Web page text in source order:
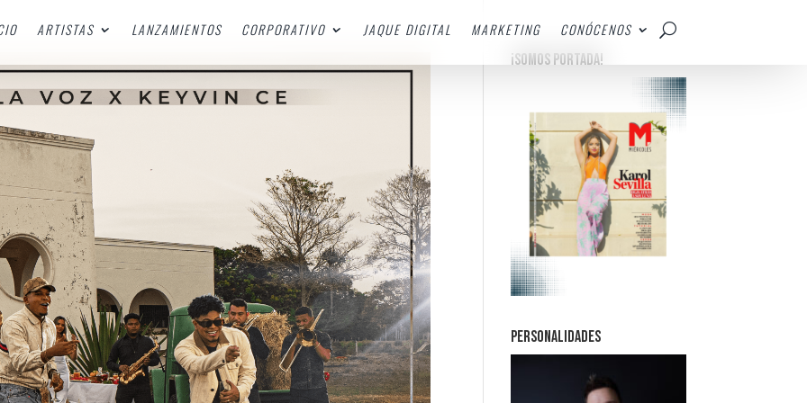
ARTISTAS LANZAMIENTOS CORPORATIVO JAQUE DIGITAL MARKETING
CONÓCENOS
¡SOMOS PORTADA!
PERSONALIDADES